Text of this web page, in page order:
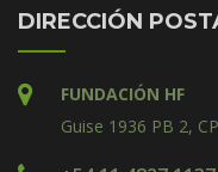
DIRECCIÓN
FUNDACIÓN HF
Guise 1936 PB 2,